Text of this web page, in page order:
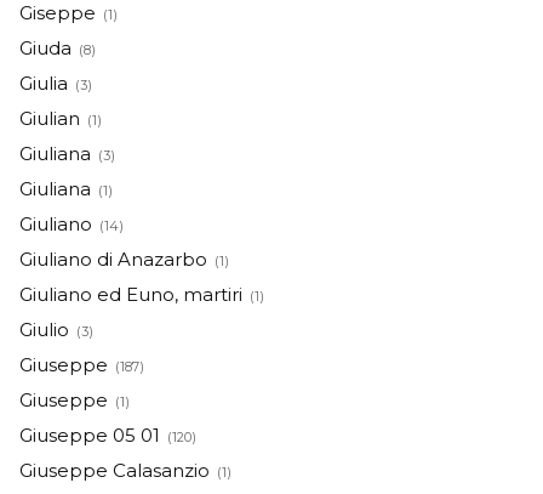
Giseppe (1)
Giuda (8)
Giulia (3)
Giulian (1)
Giuliana (3)
Giuliana (1)
Giuliano (14)
Giuliano di Anazarbo (1)
Giuliano ed Euno, martiri (1)
Giulio (3)
Giuseppe (187)
Giuseppe (1)
Giuseppe 05 01 (120)
Giuseppe Calasanzio (1)